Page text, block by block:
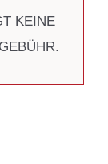
KEINE